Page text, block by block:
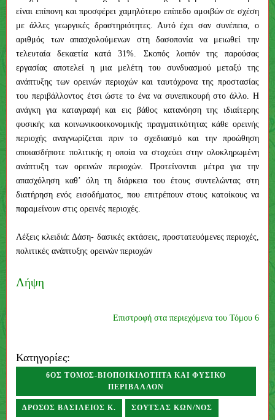
είναι επίπονη και προσφέρει χαμηλότερο επίπεδο αμοιβών σε σχέση
με άλλες γεωργικές δραστηριότητες. Αυτό έχει σαν συνέπεια, ο
αριθμός των απασχολούμενων στη δασοπονία να μειωθεί την
τελευταία δεκαετία κατά 31%. Σκοπός λοιπόν της παρούσας
εργασίας αποτελεί η μια μελέτη του συνδυασμού μεταξύ της
ανάπτυξης των ορεινών περιοχών και ταυτόχρονα της προστασίας
του περιβάλλοντος έτσι ώστε το ένα να συνεπικουρή στο άλλο. Η
ανάγκη για καταγραφή και εις βάθος κατανόηση της ιδιαίτερης
φυσικής και κοινωνικοοικονομικής πραγματικότητας κάθε ορεινής
περιοχής αναγνωρίζεται πριν το σχεδιασμό και την προώθηση
οποιασδήποτε πολιτικής η οποία να στοχεύει στην ολοκληρωμένη
ανάπτυξη των ορεινών περιοχών. Προτείνονται μέτρα για την
απασχόληση καθ’ όλη τη διάρκεια του έτους συντελώντας στη
διατήρηση ενός εισοδήματος, που επιτρέπουν στους κατοίκους να
παραμείνουν στις ορεινές περιοχές.
Λέξεις κλειδιά: Δάση- δασικές εκτάσεις, προστατευόμενες περιοχές,
πολιτικές ανάπτυξης ορεινών περιοχών
Λήψη
Επιστροφή στα περιεχόμενα του Τόμου 6
Κατηγορίες:
6ΟΣ ΤΌΜΟΣ-ΒΙΟΠΟΙΚΙΛΌΤΗΤΑ ΚΑΙ ΦΥΣΙΚΌ
ΠΕΡΙΒΆΛΛΟΝ
ΔΡΌΣΟΣ ΒΑΣΊΛΕΙΟΣ Κ. ΣΟΎΤΣΑΣ ΚΩΝ/ΝΟΣ